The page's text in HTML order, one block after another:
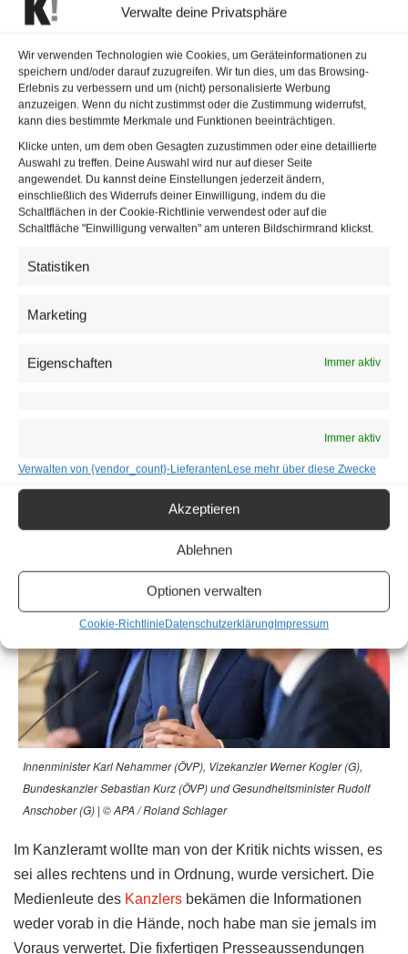
Verwalte deine Privatsphäre
Wir verwenden Technologien wie Cookies, um Geräteinformationen zu
speichern und/oder darauf zuzugreifen. Wir tun dies, um das Browsing-
Erlebnis zu verbessern und um (nicht) personalisierte Werbung
anzuzeigen. Wenn du nicht zustimmst oder die Zustimmung widerrufst,
kann dies bestimmte Merkmale und Funktionen beeinträchtigen.
Klicke unten, um dem oben Gesagten zuzustimmen oder eine detaillierte
Auswahl zu treffen. Deine Auswahl wird nur auf dieser Seite
angewendet. Du kannst deine Einstellungen jederzeit ändern,
einschließlich des Widerrufs deiner Einwilligung, indem du die
Schaltflächen in der Cookie-Richtlinie verwendest oder auf die
Schaltfläche "Einwilligung verwalten" am unteren Bildschirmrand klickst.
Statistiken
Marketing
Eigenschaften Immer aktiv
Immer aktiv
Verwalten von {vendor_count}-LieferantenLese mehr über diese Zwecke
Akzeptieren
Ablehnen
Optionen verwalten
Cookie-RichtlinieDatenschutzerklärungImpressum
Control der schwarz-grünenRegierung“, die genauso
vorgehe wie zuvor die ÖVP/FPÖ-Koalition. “Man sieht,
dass man den früheren Chef der Statistik Austria, Konrad
nicht mitgespielt”, meinte er. Hochpolitische Daten und
Informationen könnten damit vorab in der Öffentlichkeit
parteipolitisch ausgelegt werden. “Diese Vorab-Weitergabe
gefährdet nicht nur die Unparteilichkeit der Statsitik Austria,
Ähnlich Brandstätter: “Es ist offensichtlich, dass
Message Control auch vor der Statistik Austria nicht halt
nicht zulassen, dass diese zu Selbstzwecken missbraucht
wird. Wir wollen keine Zensurbehörde der Statistik Austria.”
Innenminister Karl Nehammer (ÖVP), Vizekanzler Werner Kogler (G),
Bundeskanzler Sebastian Kurz (ÖVP) und Gesundheitsminister Rudolf
Anschober (G) | © APA / Roland Schlager
Im Kanzleramt wollte man von der Kritik nichts wissen, es
sei alles rechtens und in Ordnung, wurde versichert. Die
Medienleute des Kanzlers bekämen die Informationen
weder vorab in die Hände, noch habe man sie jemals im
Voraus verwertet. Die fixfertigen Presseaussendungen